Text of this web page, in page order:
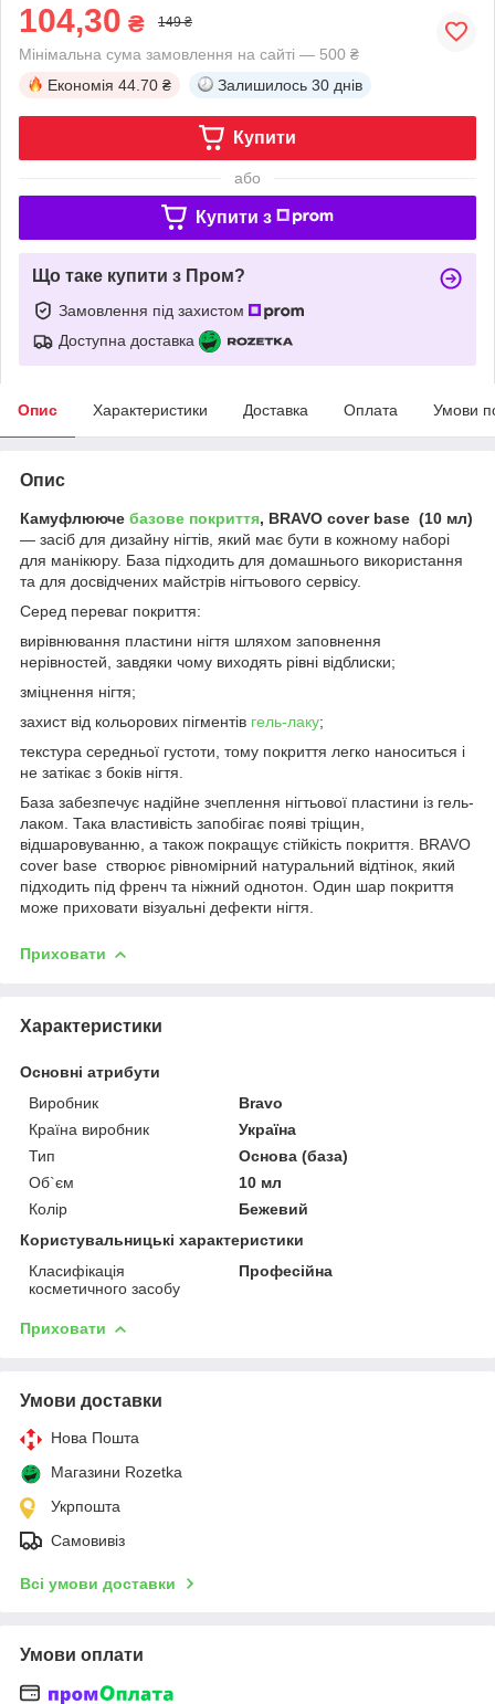
104,30 ₴ 149 ₴
Мінімальна сума замовлення на сайті — 500 ₴
Економія 44.70 ₴ Залишилось 30 днів
Купити
або
Купити з
Що таке купити з Пром?
Замовлення під захистом
Доступна доставка
Опис Характеристики Доставка Оплата Умови
Опис
Камуфлююче базове покриття, BRAVO cover base (10 мл)
— засіб для дизайну нігтів, який має бути в кожному наборі
для манікюру. База підходить для домашнього використання
та для досвідчених майстрів нігтьового сервісу.
Серед переваг покриття:
вирівнювання пластини нігтя шляхом заповнення
нерівностей, завдяки чому виходять рівні відблиски;
зміцнення нігтя;
захист від кольорових пігментів гель-лаку;
текстура середньої густоти, тому покриття легко наноситься і
не затікає з боків нігтя.
База забезпечує надійне зчеплення нігтьової пластини із гель-
лаком. Така властивість запобігає появі тріщин,
відшаровуванню, а також покращує стійкість покриття. BRAVO
cover base створює рівномірний натуральний відтінок, який
підходить під френч та ніжний однотон. Один шар покриття
може приховати візуальні дефекти нігтя.
Приховати
Характеристики
Основні атрибути
Виробник
Bravo
Країна виробник
Україна
Тип
Основа (база)
Об`єм
10 мл
Колір
Бежевий
Користувальницькі характеристики
Класифікація
косметичного засобу
Професійна
Приховати
Умови доставки
Нова Пошта
Магазини Rozetka
Укрпошта
Самовивіз
Всі умови доставки
Умови оплати